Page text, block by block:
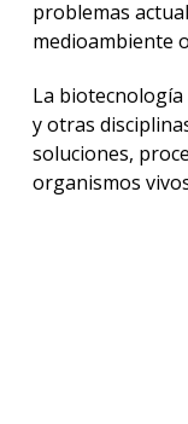
problemas
medioambiente
La
y otras
soluciones,
organismos